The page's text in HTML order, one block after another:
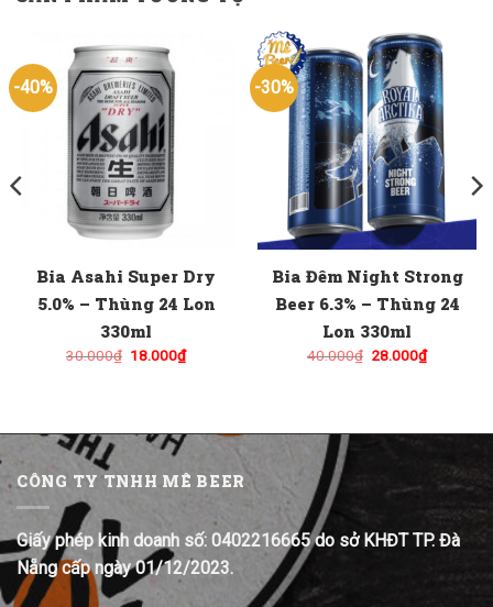
-40%
Bia Asahi Super Dry
5.0% – Thùng 24 Lon
330ml
30.000₫ Giá
18.000₫Giá
hiện
-30%
Bia Đêm Night Strong
Beer 6.3% – Thùng 24
Lon 330ml
40.000₫ Giá
28.000₫Giá
hiện
CÔNG TY TNHH MÊ BEER
Giấy phép kinh doanh số: 0402216665 do sở KHĐT TP. Đà
Nẵng cấp ngày 01/12/2023.